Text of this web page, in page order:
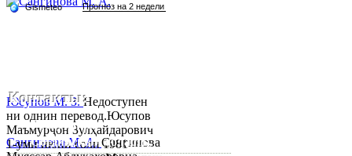
Сангинова М. А.Сангинова
Юсупов М. З.Недоступен
ни однин перевод.Юсупов
Маъмурҷон Зулҳайдарович
1-уми июни соли 1981
Контакты:
Республика Таджикистан,
Согдийскый область,